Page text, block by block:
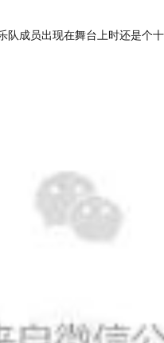
队成员出现在舞台上时还是